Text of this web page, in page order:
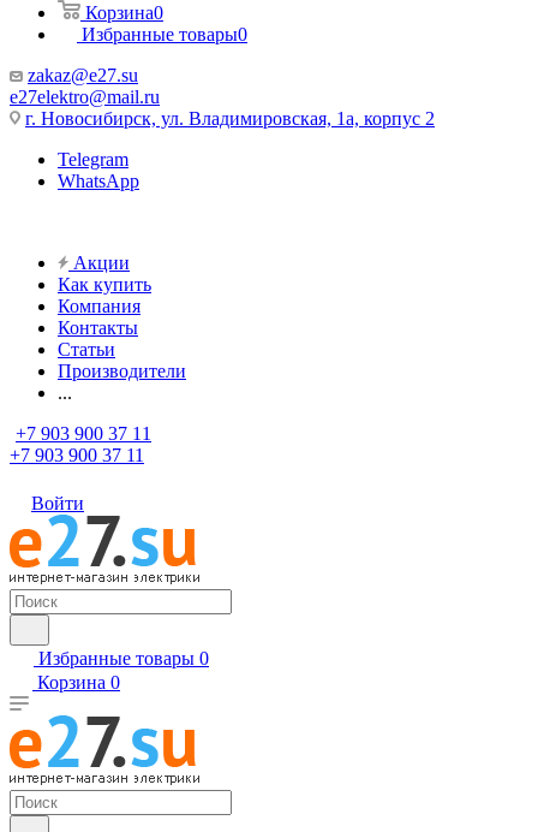
Корзина0
Избранные товары0
zakaz@e27.su
e27elektro@mail.ru
г. Новосибирск, ул. Владимировская, 1а, корпус 2
Telegram
WhatsApp
Акции
Как купить
Компания
Контакты
Статьи
Производители
...
+7 903 900 37 11
+7 903 900 37 11
Войти
Избранные товары 0
Корзина 0